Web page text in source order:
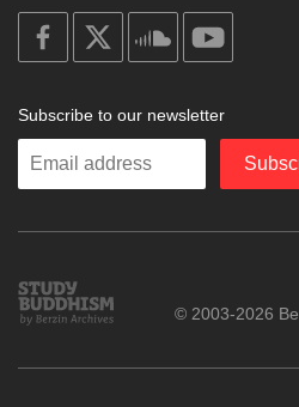
on
facebook
soundcloud
Subscribe to our newsletter
Enter
Study
Buddhism
© 2003-2026